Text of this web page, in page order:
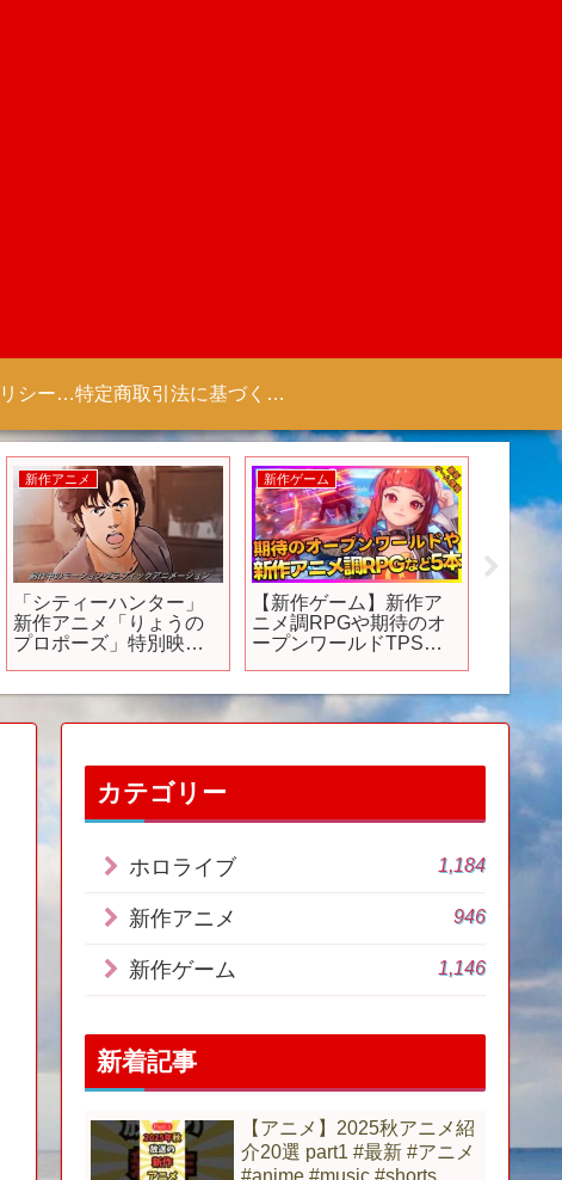
プライバシーポリシー 【Colorful Creation】 特定商取引法に基づく表記（商取引に関する開示）
新作アニメ
「シティーハンター」
新作アニメ「りょうの
プロポーズ」特別映
新作ゲーム
【新作ゲーム】新作ア
ニメ調RPGや期待のオ
ープンワールドTPSな
ックワ
カテゴリー
ホロライブ 1,184
新作アニメ 946
新作ゲーム 1,146
新着記事
【アニメ】2025秋アニメ紹
介20選 part1 #最新 #アニメ
#anime #music #shorts